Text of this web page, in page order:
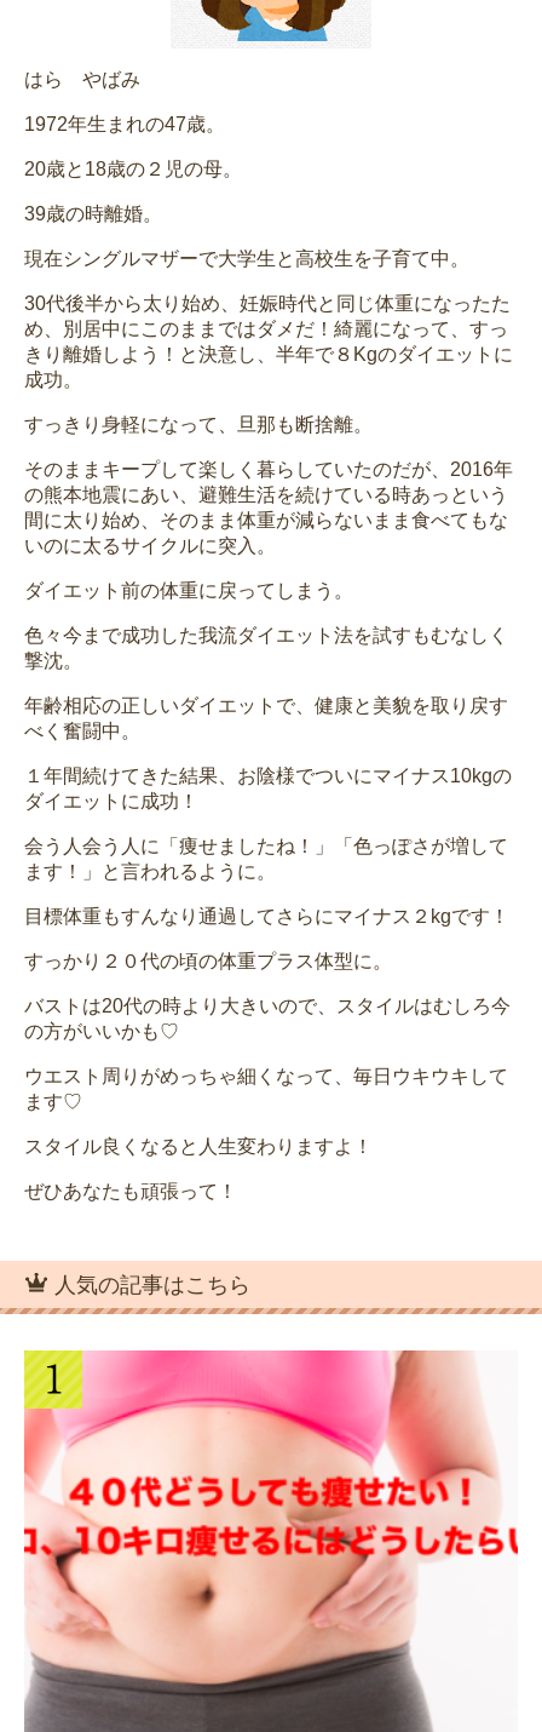
はら やばみ
1972年生まれの47歳。
20歳と18歳の２児の母。
39歳の時離婚。
現在シングルマザーで大学生と高校生を子育て中。
30代後半から太り始め、妊娠時代と同じ体重になったた
め、別居中にこのままではダメだ！綺麗になって、すっ
きり離婚しよう！と決意し、半年で８Kgのダイエットに
成功。
すっきり身軽になって、旦那も断捨離。
そのままキープして楽しく暮らしていたのだが、2016年
の熊本地震にあい、避難生活を続けている時あっという
間に太り始め、そのまま体重が減らないまま食べてもな
いのに太るサイクルに突入。
ダイエット前の体重に戻ってしまう。
色々今まで成功した我流ダイエット法を試すもむなしく
撃沈。
年齢相応の正しいダイエットで、健康と美貌を取り戻す
べく奮闘中。
１年間続けてきた結果、お陰様でついにマイナス10kgの
ダイエットに成功！
会う人会う人に「痩せましたね！」「色っぽさが増して
ます！」と言われるように。
目標体重もすんなり通過してさらにマイナス２kgです！
すっかり２０代の頃の体重プラス体型に。
バストは20代の時より大きいので、スタイルはむしろ今
の方がいいかも♡
ウエスト周りがめっちゃ細くなって、毎日ウキウキして
ます♡
スタイル良くなると人生変わりますよ！
ぜひあなたも頑張って！
人気の記事はこちら